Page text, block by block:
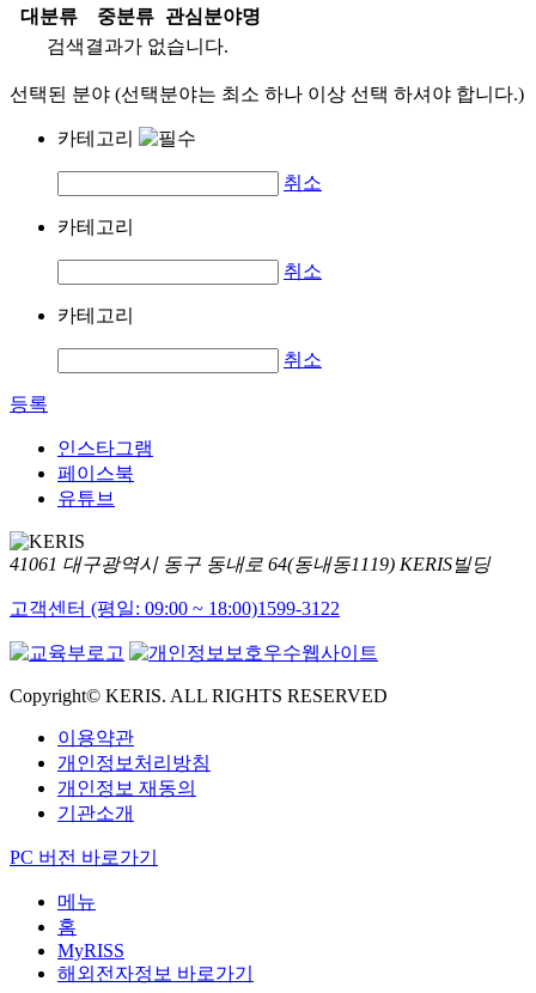
대분류
중분류
관심분야명
검색결과가 없습니다.
선택된 분야 (선택분야는 최소 하나 이상 선택 하셔야 합니다.)
카테고리
취소
카테고리
취소
카테고리
취소
등록
인스타그램
페이스북
유튜브
41061 대구광역시 동구 동내로 64(동내동1119) KERIS빌딩
고객센터 (평일: 09:00 ~ 18:00)1599-3122
Copyright© KERIS. ALL RIGHTS RESERVED
이용약관
개인정보처리방침
개인정보 재동의
기관소개
PC 버전 바로가기
메뉴
홈
MyRISS
해외전자정보 바로가기